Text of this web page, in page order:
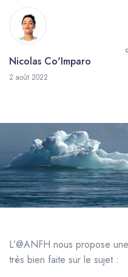
Nicolas Co'Imparo
2 août 2022
L’@ANFH nous propose
très bien faite sur le sujet :